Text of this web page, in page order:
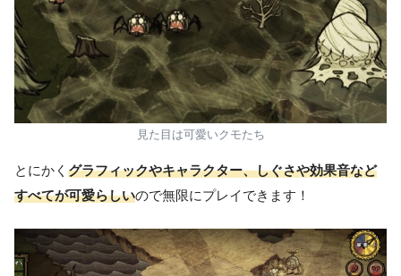
見た目は可愛いクモたち
とにかく グラフィックやキャラクター、しぐさや効果音など
すべてが可愛らしいので無限にプレイできます！